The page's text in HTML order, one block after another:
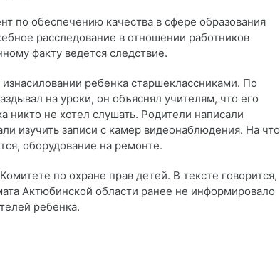
по обеспечению качества в сфере образования
расследование в отношении работников
факту ведется следствие.
ребенка старшеклассниками. По
на уроки, он объяснял учителям, что его
никто не хотел слушать. Родители написали
изучить записи с камер видеонаблюдения. На что
оборудование на ремонте.
по охране прав детей. В тексте говорится,
Актюбинской области ранее не информировало
ребенка.